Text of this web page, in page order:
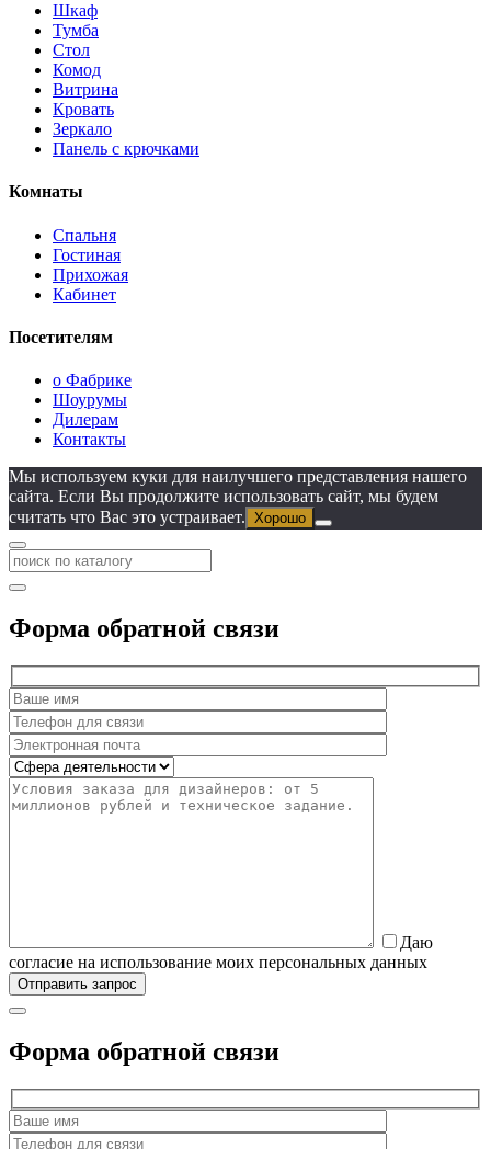
Шкаф
Тумба
Стол
Комод
Витрина
Кровать
Зеркало
Панель с крючками
Комнаты
Спальня
Гостиная
Прихожая
Кабинет
Посетителям
о Фабрике
Шоурумы
Дилерам
Контакты
Мы используем куки для наилучшего представления нашего
сайта. Если Вы продолжите использовать сайт, мы будем
считать что Вас это устраивает. Хорошо
Форма обратной связи
Даю
согласие на использование моих персональных данных
Форма обратной связи